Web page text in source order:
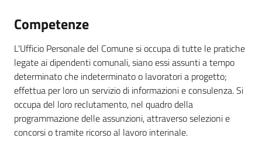
Competenze
L'Ufficio Personale del Comune si occupa di tutte le pratiche
legate ai dipendenti comunali, siano essi assunti a tempo
determinato che indeterminato o lavoratori a progetto;
effettua per loro un servizio di informazioni e consulenza. Si
occupa del loro reclutamento, nel quadro della
programmazione delle assunzioni, attraverso selezioni e
concorsi o tramite ricorso al lavoro interinale.